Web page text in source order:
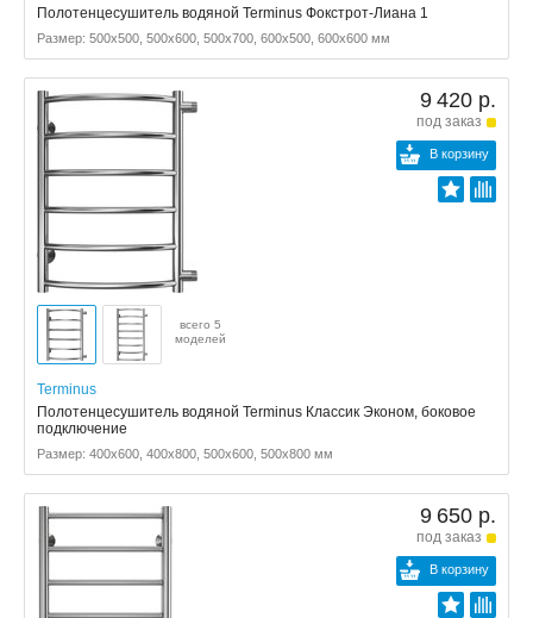
Полотенцесушитель водяной Terminus Фокстрот-Лиана 1
Размер: 500x500, 500x600, 500x700, 600x500, 600x600 мм
9 420 р.
под заказ
В корзину
всего 5
моделей
Terminus
Полотенцесушитель водяной Terminus Классик Эконом, боковое
подключение
Размер: 400x600, 400x800, 500x600, 500x800 мм
9 650 р.
под заказ
В корзину